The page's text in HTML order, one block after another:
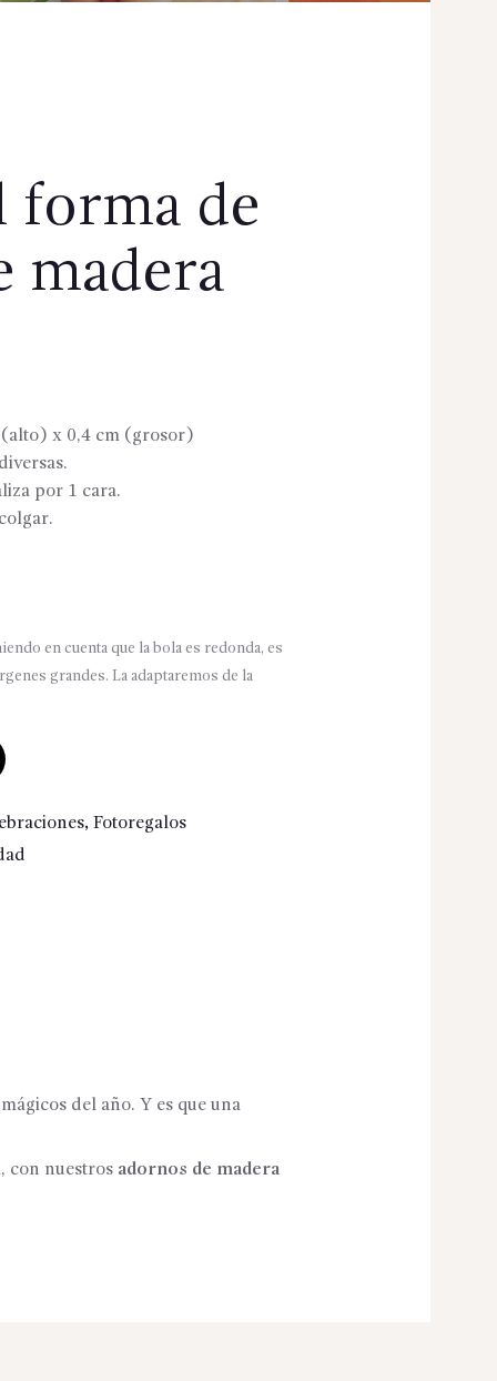
forma de
madera
(alto) x 0,4 cm (grosor)
por 1 cara.
en cuenta que la bola es redonda, es
grandes. La adaptaremos de la
, Fotoregalos
del año. Y es que una
con nuestros adornos de madera